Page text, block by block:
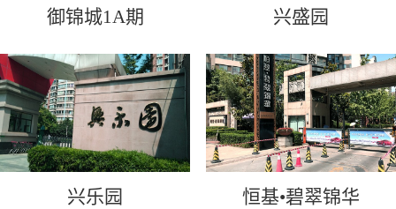
御锦城1A期 兴盛园
兴乐园 恒基•碧翠锦华